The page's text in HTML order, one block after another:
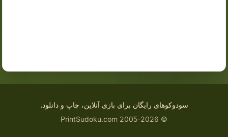
سودوکوهای رایگان برای بازی آنلاین، چاپ و دانلود.
© 2005-2026 PrintSudoku.com